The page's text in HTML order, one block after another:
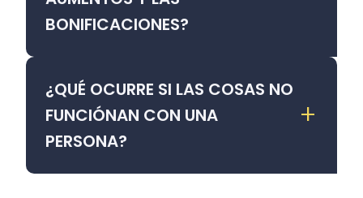
BONIFICACIONES?
¿QUÉ OCURRE SI LAS COSAS NO
FUNCIÓNAN CON UNA
PERSONA?
+